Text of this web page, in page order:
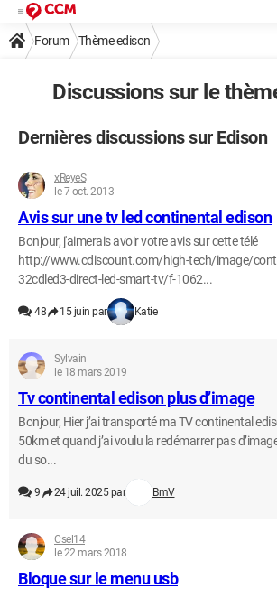
Forum Thème edison
Discussions sur le
Dernières discussions sur Edison
xReyeS
le 7 oct. 2013
Avis sur une tv led continental edison
Bonjour, j'aimerais avoir votre avis sur cette télé
http://www.cdiscount.com/high-tech/image/
32cdled3-direct-led-smart-tv/f-1062...
48 15 juin par Katie
Sylvain
le 18 mars 2019
Tv continental edison plus d’image
Bonjour, Hier j’ai transporté ma TV continental
50km et quand j’ai voulu la redémarrer pas
du so...
9 24 juil. 2025 par BmV
Csel14
le 22 mars 2018
Bloque sur le menu usb